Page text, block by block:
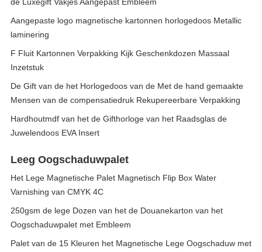
Aangepaste logo magnetische kartonnen horlogedoos Metallic
laminering
F Fluit Kartonnen Verpakking Kijk Geschenkdozen Massaal
Inzetstuk
De Gift van de het Horlogedoos van de Met de hand gemaakte
Mensen van de compensatiedruk Rekupereerbare Verpakking
Hardhoutmdf van het de Gifthorloge van het Raadsglas de
Juwelendoos EVA Insert
Leeg Oogschaduwpalet
Het Lege Magnetische Palet Magnetisch Flip Box Water
Varnishing van CMYK 4C
250gsm de lege Dozen van het de Douanekarton van het
Oogschaduwpalet met Embleem
Palet van de 15 Kleuren het Magnetische Lege Oogschaduw met